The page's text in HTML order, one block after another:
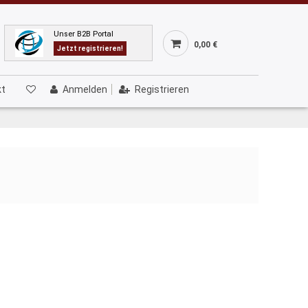
Unser B2B Portal
Jetzt registrieren! 0,00 €
Anmelden Registrieren